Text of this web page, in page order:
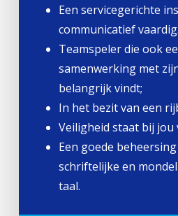
Een servicegerichte
communicatief vaardig.
Teamspeler die ook
samenwerking met
belangrijk vindt;
In het bezit van een
Veiligheid staat bij jou
Een goede
schriftelijke en
taal.